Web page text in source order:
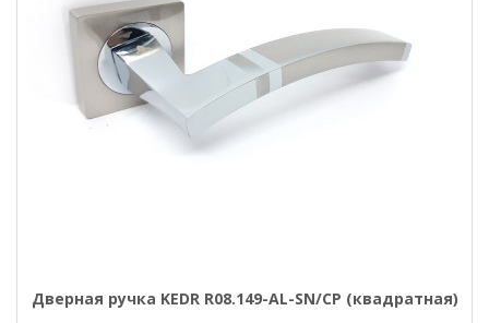
Дверная ручка KEDR R08.149-AL-SN/CP (квадратная)